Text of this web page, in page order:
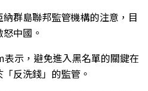
群島聯邦監管機構的注意，目
中國。
表示，避免進入黑名單的關鍵在
反洗錢」的監管。